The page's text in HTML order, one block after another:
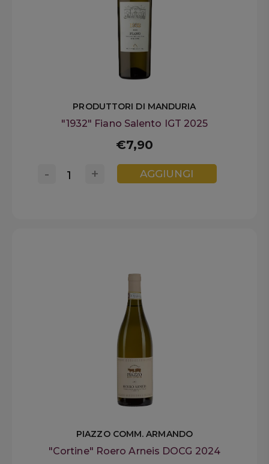
PRODUTTORI DI MANDURIA
"1932" Fiano Salento IGT 2025
€7,90
+
- AGGIUNGI
PIAZZO COMM. ARMANDO
"Cortine" Roero Arneis DOCG 2024